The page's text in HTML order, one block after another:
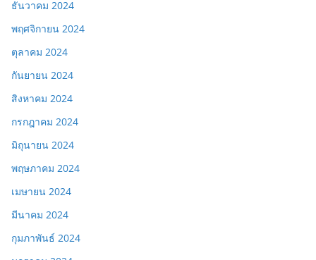
ธันวาคม 2024
พฤศจิกายน 2024
ตุลาคม 2024
กันยายน 2024
สิงหาคม 2024
กรกฎาคม 2024
มิถุนายน 2024
พฤษภาคม 2024
เมษายน 2024
มีนาคม 2024
กุมภาพันธ์ 2024